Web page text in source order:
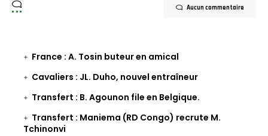
Aucun commentaire
France : A. Tosin buteur en amical
Cavaliers : JL. Duho, nouvel entraîneur
Transfert : B. Agounon file en Belgique.
Transfert : Maniema (RD Congo) recrute M.
Tchinonvi